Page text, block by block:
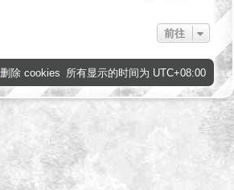
前往
所有显示的时间为 UTC+08:00
删除 cookies